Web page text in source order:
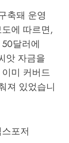
축돼 운영
에 따르면,
달러에
앗 자금을
미 커버드
져 있었습니
포저